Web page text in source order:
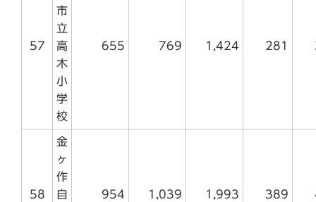
57
市
立
高
木
小
学
校
655 769 1,424 281
58
金
ヶ
作
自
954 1,039 1,993 389